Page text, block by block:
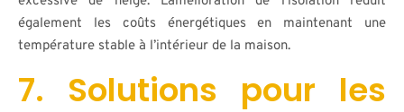
également les coûts énergétiques en maintenant une
température stable à l’intérieur de la maison.
7. Solutions pour les